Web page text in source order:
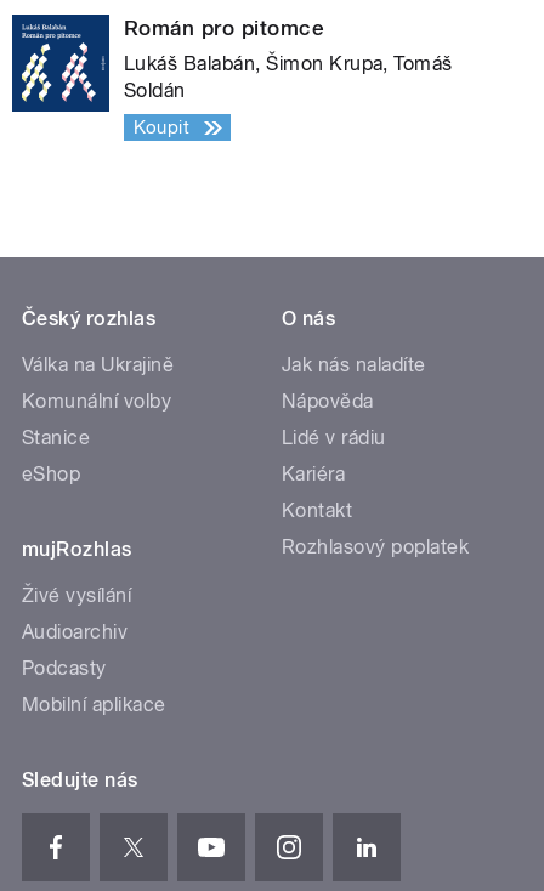
Román pro pitomce
Lukáš Balabán, Šimon Krupa, Tomáš
Soldán
Koupit
Český rozhlas
Válka na Ukrajině
Komunální volby
Stanice
eShop
mujRozhlas
Živé vysílání
Audioarchiv
Podcasty
Mobilní aplikace
O nás
Jak nás naladíte
Nápověda
Lidé v rádiu
Kariéra
Kontakt
Rozhlasový poplatek
Sledujte nás